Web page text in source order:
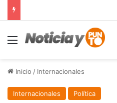
Menú
Inicio / Internacionales
Internacionales Política